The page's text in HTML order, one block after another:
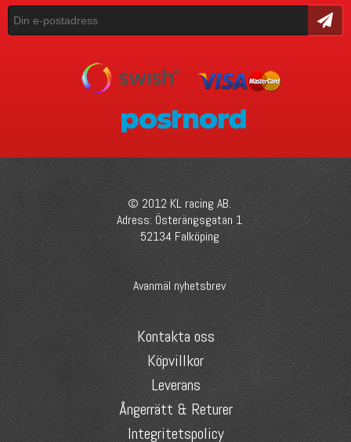
Skicka
© 2012 KL racing AB.
Adress: Österängsgatan 1
52134 Falköping
Avanmäl nyhetsbrev
Kontakta oss
Köpvillkor
Leverans
Ångerrätt & Returer
Integritetspolicy